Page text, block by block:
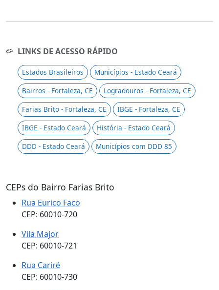
LINKS DE ACESSO RÁPIDO
Estados Brasileiros
Municípios - Estado Ceará
Bairros - Fortaleza, CE
Logradouros - Fortaleza, CE
Farias Brito - Fortaleza, CE
IBGE - Fortaleza, CE
IBGE - Estado Ceará
História - Estado Ceará
DDD - Estado Ceará
Municípios com DDD 85
CEPs do Bairro Farias Brito
Rua Eurico Faco
CEP: 60010-720
Vila Major
CEP: 60010-721
Rua Cariré
CEP: 60010-730